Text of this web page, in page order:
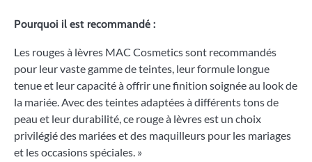
Pourquoi il est recommandé :
Les rouges à lèvres MAC Cosmetics sont recommandés
pour leur vaste gamme de teintes, leur formule longue
tenue et leur capacité à offrir une finition soignée au look de
la mariée. Avec des teintes adaptées à différents tons de
peau et leur durabilité, ce rouge à lèvres est un choix
privilégié des mariées et des maquilleurs pour les mariages
et les occasions spéciales. »